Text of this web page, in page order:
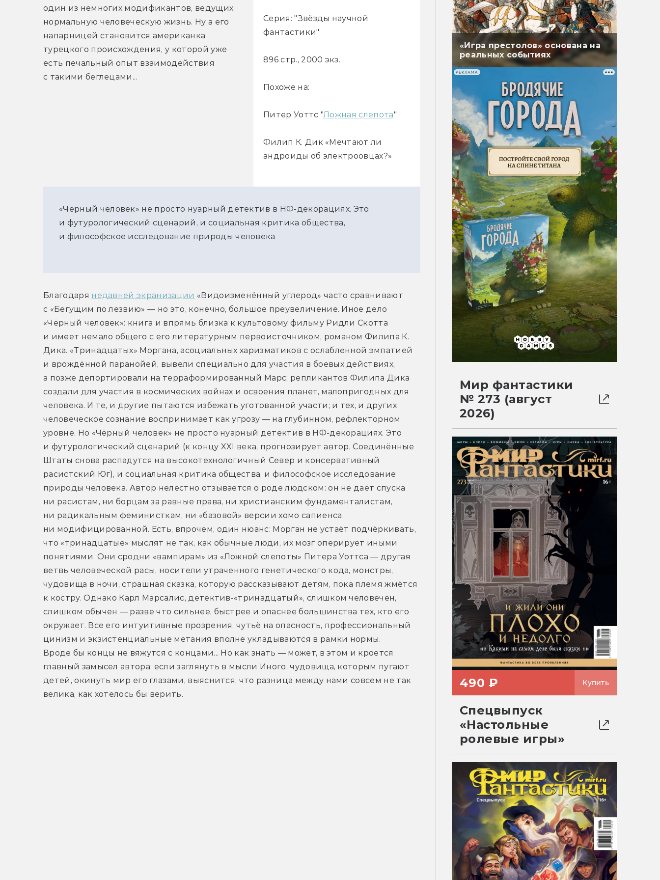
Серия: "Звёзды научной
фантастики"
896 стр., 2000 экз.
Похоже на:
Питер Уоттс "Ложная слепота"
Филип К. Дик «Мечтают ли
андроиды об электроовцах?»
один из немногих модификантов, ведущих
нормальную человеческую жизнь. Ну а его
напарницей становится американка
турецкого происхождения, у которой уже
есть печальный опыт взаимодействия
с такими беглецами...
«Чёрный человек» не просто нуарный детектив в НФ-декорациях. Это
и футурологический сценарий, и социальная критика общества,
и философское исследование природы человека
Благодаря недавней экранизации «Видоизменённый углерод» часто сравнивают
с «Бегущим по лезвию» — но это, конечно, большое преувеличение. Иное дело
«Чёрный человек»: книга и впрямь близка к культовому фильму Ридли Скотта
и имеет немало общего с его литературным первоисточником, романом Филипа К.
Дика. «Тринадцатых» Моргана, асоциальных харизматиков с ослабленной эмпатией
и врождённой паранойей, вывели специально для участия в боевых действиях,
а позже депортировали на терраформированный Марс; репликантов Филипа Дика
создали для участия в космических войнах и освоения планет, малопригодных для
человека. И те, и другие пытаются избежать уготованной участи; и тех, и других
человеческое сознание воспринимает как угрозу — на глубинном, рефлекторном
уровне. Но «Чёрный человек» не просто нуарный детектив в НФ-декорациях. Это
и футурологический сценарий (к концу XXI века, прогнозирует автор, Соединённые
Штаты снова распадутся на высокотехнологичный Север и консервативный
расистский Юг), и социальная критика общества, и философское исследование
природы человека. Автор нелестно отзывается о роде людском: он не даёт спуска
ни расистам, ни борцам за равные права, ни христианским фундаменталистам,
ни радикальным феминисткам, ни «базовой» версии хомо сапиенса,
ни модифицированной. Есть, впрочем, один нюанс: Морган не устаёт подчёркивать,
что «тринадцатые» мыслят не так, как обычные люди, их мозг оперирует иными
понятиями. Они сродни «вампирам» из «Ложной слепоты» Питера Уоттса — другая
ветвь человеческой расы, носители утраченного генетического кода, монстры,
чудовища в ночи, страшная сказка, которую рассказывают детям, пока племя жмётся
к костру. Однако Карл Марсалис, детектив-«тринадцатый», слишком человечен,
слишком обычен — разве что сильнее, быстрее и опаснее большинства тех, кто его
окружает. Все его интуитивные прозрения, чутьё на опасность, профессиональный
цинизм и экзистенциальные метания вполне укладываются в рамки нормы.
Вроде бы концы не вяжутся с концами... Но как знать — может, в этом и кроется
главный замысел автора: если заглянуть в мысли Иного, чудовища, которым пугают
детей, окинуть мир его глазами, выяснится, что разница между нами совсем не так
велика, как хотелось бы верить.
«Игра престолов» основана на
реальных событиях
РЕКЛАМА
Мир фантастики
№ 273 (август
2026)
490 ₽ Купить
Спецвыпуск
«Настольные
ролевые игры»